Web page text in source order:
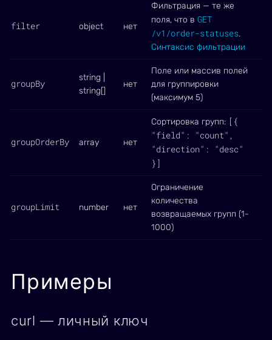
filter object нет
Фильтрация — те же
поля, что в GET
/v1/order-statuses.
Синтаксис фильтрации
groupBy
string |
string[]
нет
Поле или массив полей
для группировки
(максимум 5)
groupOrderBy array нет
Сортировка групп: [{
"field": "count",
"direction": "desc"
}]
groupLimit number нет
Ограничение
количества
возвращаемых групп (1-
1000)
Примеры
curl — личный ключ